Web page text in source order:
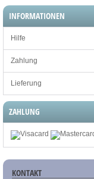
INFORMATIONEN
Hilfe
Zahlung
Lieferung
ZAHLUNG
KONTAKT